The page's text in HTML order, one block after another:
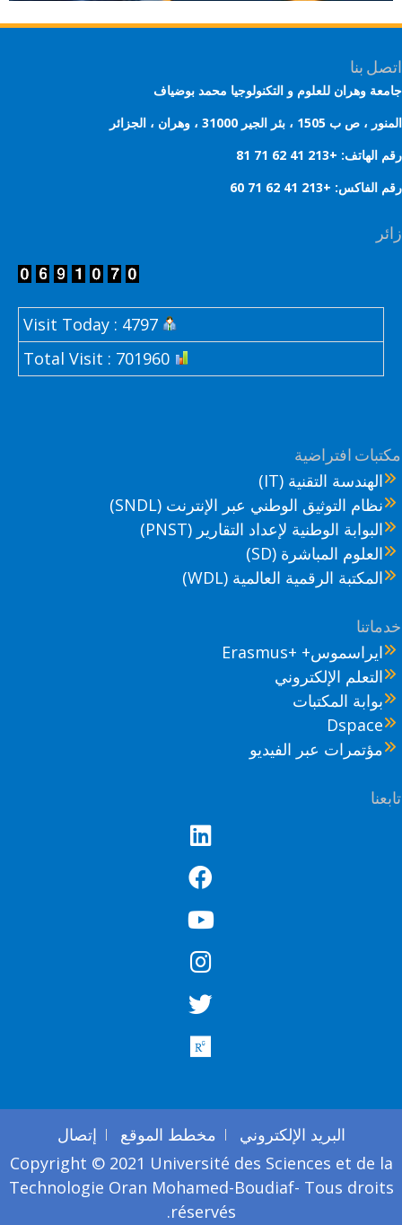
بنا
وهران للعلوم و التكنولوجيا محمد بوضياف
1505 ، بئر الجير 31000 ، وهران ، الجزائر
+213 41 62 71 81
+213 41 62 71 60
Visit Today : 4797
Total Visit : 701960
افتراضية
الهندسة التقنية (IT)
نظام التوثيق الوطني عبر الإنترنت (SNDL)
البوابة الوطنية لإعداد التقارير (PNST)
العلوم المباشرة (SD)
المكتبة الرقمية العالمية (WDL)
ايراسموس+ +Erasmus
التعلم الإلكتروني
بوابة المكتبات
Dspace
مؤتمرات عبر الفيديو
البريد الإلكتروني مخطط الموقع
إتصال
Copyright © 2021 Université des Sciences et de
Technologie Oran Mohamed-Boudiaf- Tous
réservés.